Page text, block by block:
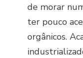
de morar
ter pouco
orgânicos.